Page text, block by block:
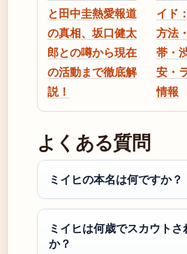
と田中圭熱愛報道
の真相、坂口健太
郎との噂から現在
の活動まで徹底解
説！
イド
方法
帯・
安・
情報
よくある質問
ミイヒの本名は何ですか？
ミイヒは何歳でスカウトさ
か？